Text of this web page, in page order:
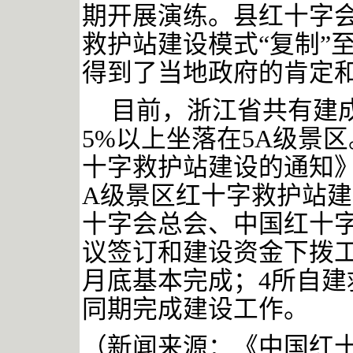
期开展演练。县红十字
救护站建设模式“复制”
得到了当地政府的肯定
目前，浙江省共有建
5%以上坐落在5A级景
十字救护站建设的通知
A级景区红十字救护站
十字会总会、中国红十
议签订和建设资金下拨
月底基本完成；4所自
同期完成建设工作。
（新闻来源：《中国红